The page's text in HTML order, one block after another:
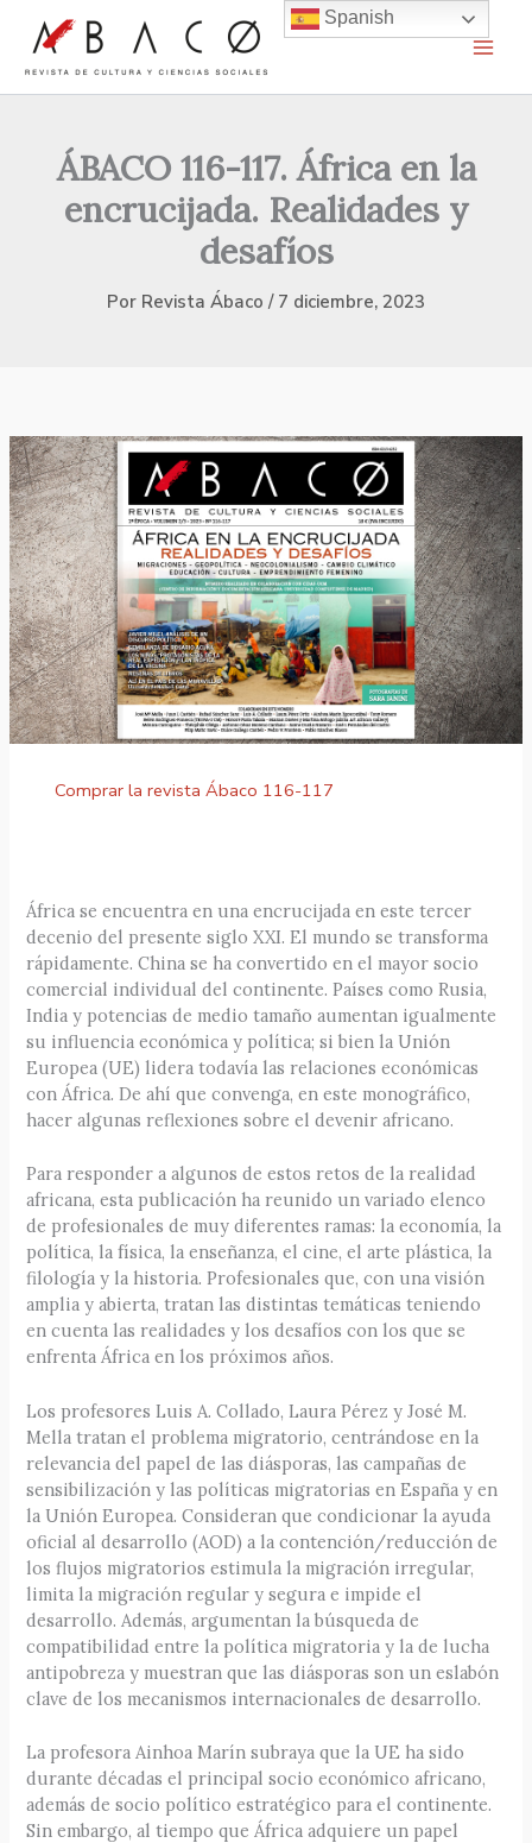
contenido
ÁBACO 116-117. África en la
encrucijada. Realidades y
desafíos
Por Revista Ábaco / 7 diciembre, 2023
Comprar la revista Ábaco 116-117
África se encuentra en una encrucijada en este tercer
decenio del presente siglo XXI. El mundo se transforma
rápidamente. China se ha convertido en el mayor socio
comercial individual del continente. Países como Rusia,
India y potencias de medio tamaño aumentan igualmente
su influencia económica y política; si bien la Unión
Europea (UE) lidera todavía las relaciones económicas
con África. De ahí que convenga, en este monográfico,
hacer algunas reflexiones sobre el devenir africano.
Para responder a algunos de estos retos de la realidad
africana, esta publicación ha reunido un variado elenco
de profesionales de muy diferentes ramas: la economía, la
política, la física, la enseñanza, el cine, el arte plástica, la
filología y la historia. Profesionales que, con una visión
amplia y abierta, tratan las distintas temáticas teniendo
en cuenta las realidades y los desafíos con los que se
enfrenta África en los próximos años.
Los profesores Luis A. Collado, Laura Pérez y José M.
Mella tratan el problema migratorio, centrándose en la
relevancia del papel de las diásporas, las campañas de
sensibilización y las políticas migratorias en España y en
la Unión Europea. Consideran que condicionar la ayuda
oficial al desarrollo (AOD) a la contención/reducción de
los flujos migratorios estimula la migración irregular,
limita la migración regular y segura e impide el
desarrollo. Además, argumentan la búsqueda de
compatibilidad entre la política migratoria y la de lucha
antipobreza y muestran que las diásporas son un eslabón
clave de los mecanismos internacionales de desarrollo.
La profesora Ainhoa Marín subraya que la UE ha sido
durante décadas el principal socio económico africano,
además de socio político estratégico para el continente.
Sin embargo, al tiempo que África adquiere un papel
Spanish